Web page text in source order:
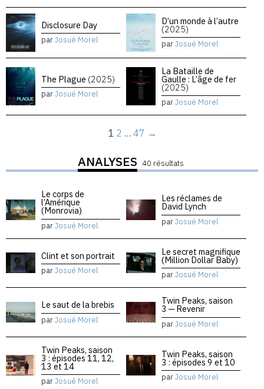
Disclosure Day
parJosué Morel
D’un monde à l’autre
(2025)
parJosué Morel
The Plague (2025)
parJosué Morel
La Bataille de
Gaulle : L’âge de fer
(2025)
parJosué Morel
1 2 … 47 →
ANALYSES 40 résultats
Le corps de
l’Amérique
(Monrovia)
parJosué Morel
Les réclames de
David Lynch
parJosué Morel
Clint et son portrait
parJosué Morel
Le secret magnifique
(Million Dollar Baby)
parJosué Morel
Le saut de la brebis
parJosué Morel
Twin Peaks, saison
3 — Revenir
parJosué Morel
Twin Peaks, saison
3 : épisodes 11, 12,
13 et 14
parJosué Morel
Twin Peaks, saison
3 : épisodes 9 et 10
parJosué Morel